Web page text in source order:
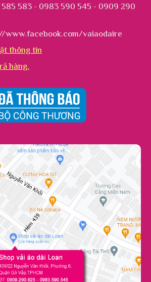
583 - 0983 590 545 - 0909 290
www.facebook.com/vaiaodaire
thông tin
hàng.